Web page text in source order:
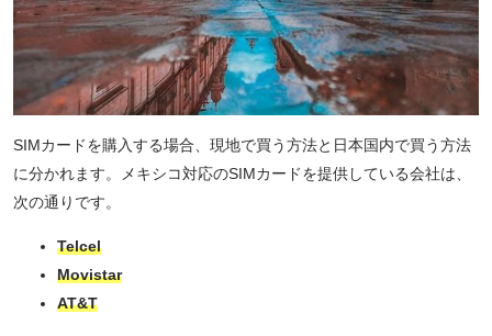
SIMカードを購入する場合、現地で買う方法と日本国内で買う方法
に分かれます。メキシコ対応のSIMカードを提供している会社は、
次の通りです。
Telcel
Movistar
AT&T